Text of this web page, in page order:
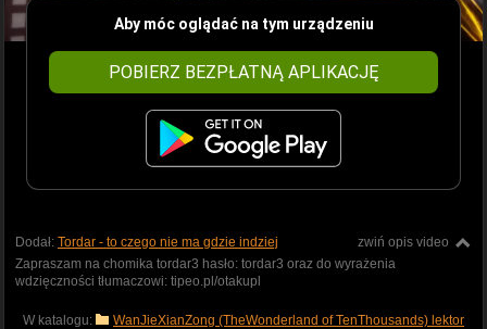
Aby móc oglądać na tym urządzeniu
POBIERZ BEZPŁATNĄ APLIKACJĘ
zwiń opis video
Dodał: Tordar - to czego nie ma gdzie indziej
Zapraszam na chomika tordar3 hasło: tordar3 oraz do wyrażenia
wdzięczności tłumaczowi: tipeo.pl/otakupl
W katalogu: WanJieXianZong (TheWonderland of TenThousands) lektor